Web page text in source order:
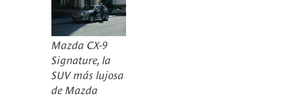
Mazda CX-9
Signature, la
SUV más lujosa
de Mazda